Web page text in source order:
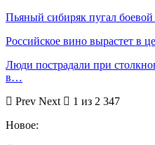
Пьяный сибиряк пугал
Российское вино вырастет в
Люди пострадали при
в…
Prev Next
1 из 2 347
Новое: